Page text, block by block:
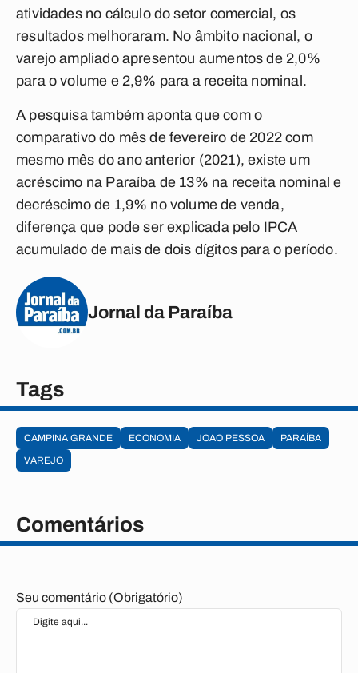
atividades no cálculo do setor comercial, os
resultados melhoraram. No âmbito nacional, o
varejo ampliado apresentou aumentos de 2,0%
para o volume e 2,9% para a receita nominal.
A pesquisa também aponta que com o
comparativo do mês de fevereiro de 2022 com
mesmo mês do ano anterior (2021), existe um
acréscimo na Paraíba de 13% na receita nominal e
decréscimo de 1,9% no volume de venda,
diferença que pode ser explicada pelo IPCA
acumulado de mais de dois dígitos para o período.
Jornal da Paraíba
Tags
CAMPINA GRANDE ECONOMIA JOAO PESSOA
PARAÍBA
VAREJO
Comentários
Seu comentário (Obrigatório)